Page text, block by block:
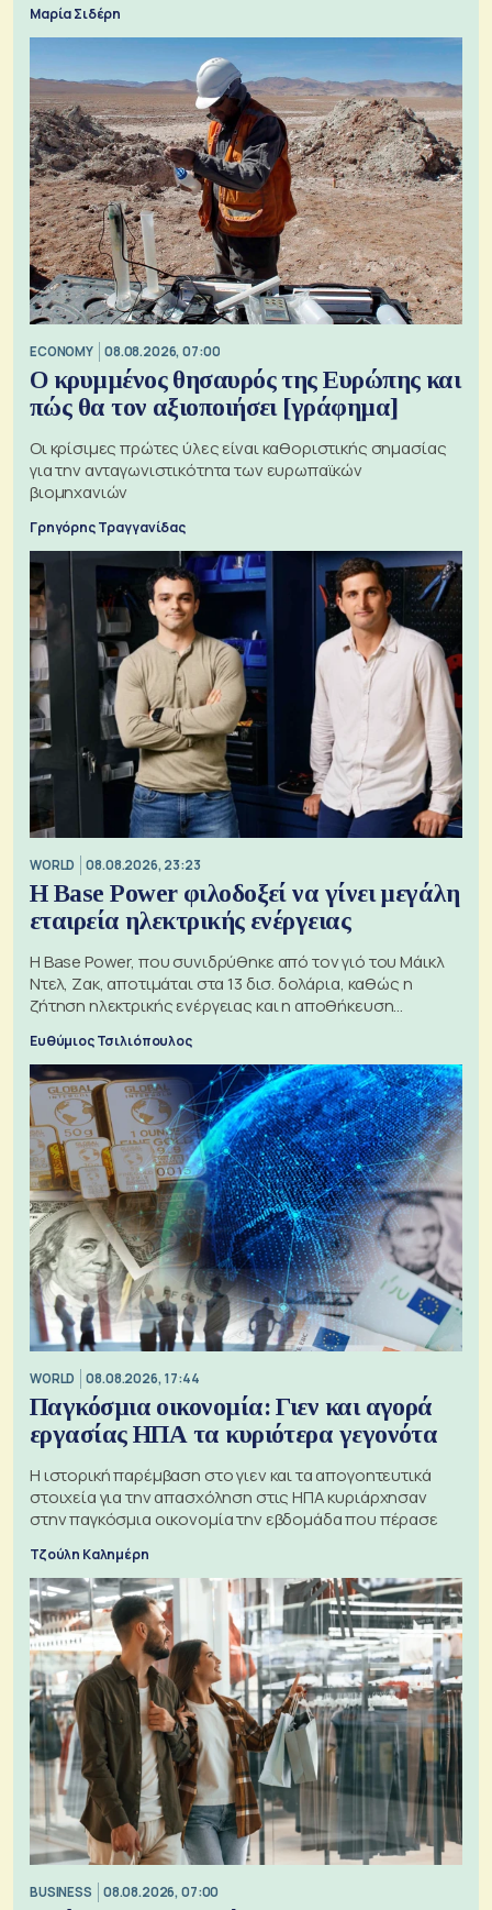
Μαρία Σιδέρη
ECONOMY 08.08.2026, 07:00
Ο κρυμμένος θησαυρός της Ευρώπης και
πώς θα τον αξιοποιήσει [γράφημα]
Οι κρίσιμες πρώτες ύλες είναι καθοριστικής σημασίας
για την ανταγωνιστικότητα των ευρωπαϊκών
βιομηχανιών
Γρηγόρης Τραγγανίδας
WORLD 08.08.2026, 23:23
Η Base Power φιλοδοξεί να γίνει μεγάλη
εταιρεία ηλεκτρικής ενέργειας
Η Base Power, που συνιδρύθηκε από τον γιό του Μάικλ
Ντελ, Ζακ, αποτιμάται στα 13 δισ. δολάρια, καθώς η
ζήτηση ηλεκτρικής ενέργειας και η αποθήκευση
μπαταριών αυξάνονται
Ευθύμιος Τσιλιόπουλος
WORLD 08.08.2026, 17:44
Παγκόσμια οικονομία: Γιεν και αγορά
εργασίας ΗΠΑ τα κυριότερα γεγονότα
Η ιστορική παρέμβαση στο γιεν και τα απογοητευτικά
στοιχεία για την απασχόληση στις ΗΠΑ κυριάρχησαν
στην παγκόσμια οικονομία την εβδομάδα που πέρασε
Τζούλη Καλημέρη
BUSINESS 08.08.2026, 07:00